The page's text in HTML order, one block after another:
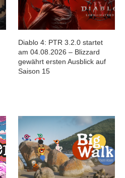
Diablo 4: PTR 3.2.0 startet
am 04.08.2026 – Blizzard
gewährt ersten Ausblick auf
Saison 15